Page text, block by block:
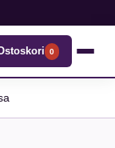
0